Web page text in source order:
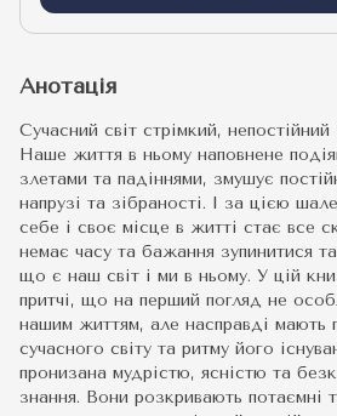
Анотація
Сучасний світ стрімкий, непостійний
Наше життя в ньому наповнене
злетами та падіннями, змушує
напрузі та зібраності. І за цією
себе і своє місце в житті стає все
немає часу та бажання зупинитися
що є наш світ і ми в ньому. У цій
притчі, що на перший погляд не
нашим життям, але насправді мають
сучасного світу та ритму його
пронизана мудрістю, ясністю та
знання. Вони розкривають потаємні